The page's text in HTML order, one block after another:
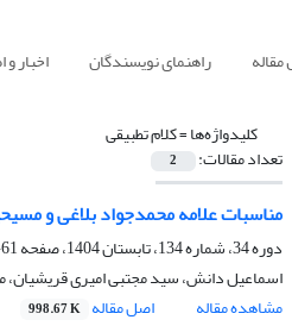
راهنمای نویسندگان اخبار و
کلیدواژه‌ها =کلام تطبیقی
تعداد مقالات: 2
مناسبات علامه محمدجواد بلاغی و
دوره 34، شماره 134، تابستان 1404، صفحه
61-80
اسماعیل دانش، سید مجتبی امیری قریشیان،
مشاهده مقاله
اصل مقاله 998.67 K